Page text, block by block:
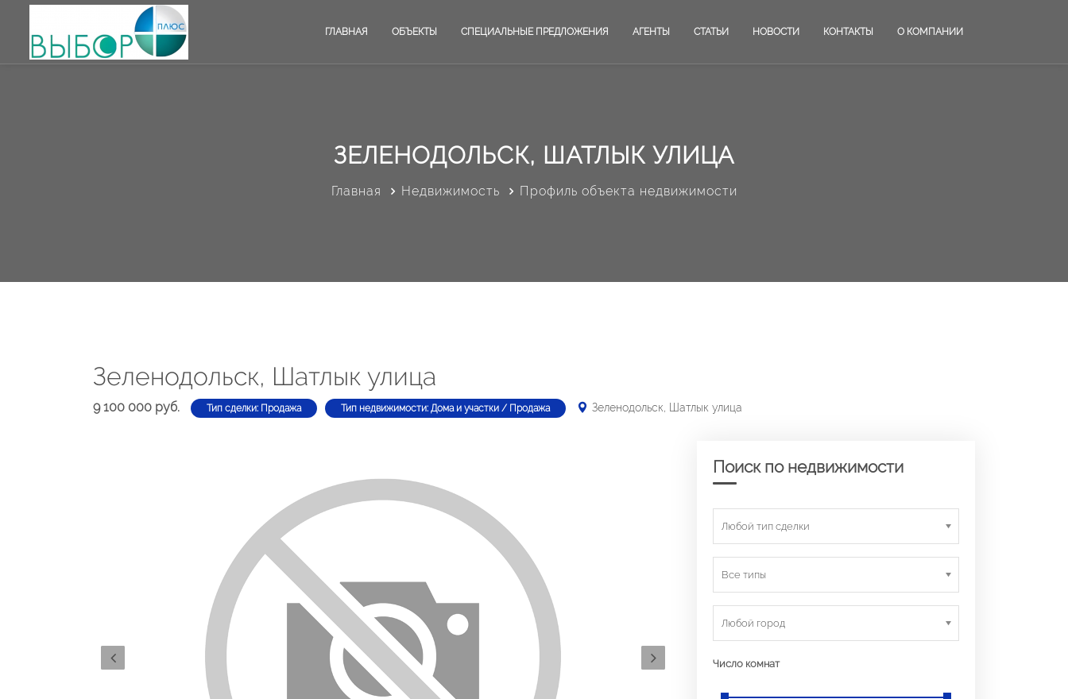
ГЛАВНАЯ ОБЪЕКТЫ СПЕЦИАЛЬНЫЕ ПРЕДЛОЖЕНИЯ АГЕНТЫ СТАТЬИ НОВОСТИ КОНТАКТЫ О КОМПАНИИ
ЗЕЛЕНОДОЛЬСК, ШАТЛЫК УЛИЦА
Главная Недвижимость Профиль объекта недвижимости
Зеленодольск, Шатлык улица
9 100 000 руб. Тип сделки: Продажа Тип недвижимости: Дома и участки / Продажа Зеленодольск, Шатлык улица
Поиск по недвижимости
Любой тип сделки
Все типы
Любой город
Число комнат